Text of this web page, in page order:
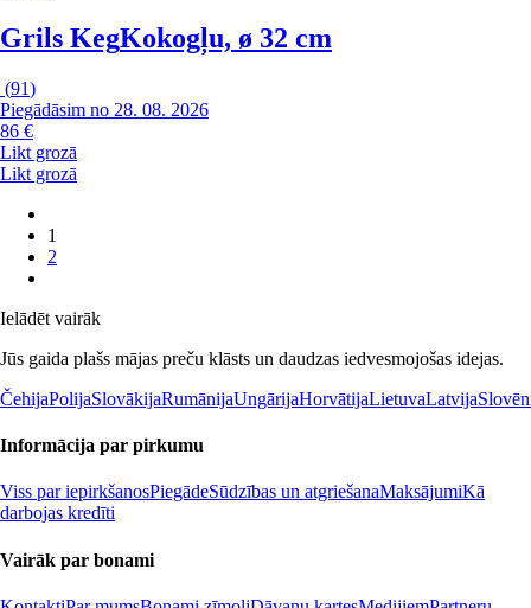
Grils KegKokogļu, ø 32 cm
(91)
Piegādāsim no 28. 08. 2026
86 €
Likt grozā
Likt grozā
1
2
Ielādēt vairāk
Jūs gaida plašs mājas preču klāsts un daudzas iedvesmojošas idejas.
ČehijaPolijaSlovākijaRumānijaUngārijaHorvātijaLietuvaLatvija
Informācija par pirkumu
Viss par iepirkšanosPiegādeSūdzības un atgriešanaMaksājumiKā
darbojas kredīti
Vairāk par bonami